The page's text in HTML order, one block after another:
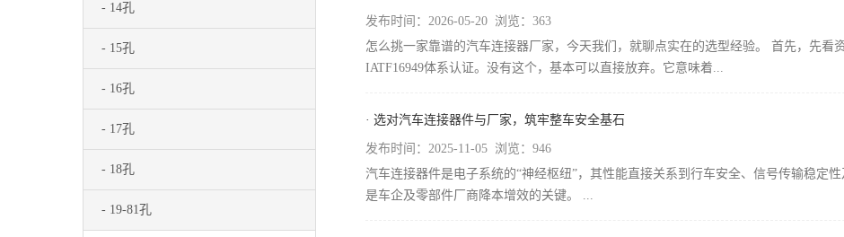
- 14孔
- 15孔
- 16孔
- 17孔
- 18孔
- 19-81孔
发布时间：2026-05-20 浏览：363
怎么挑一家靠谱的汽车连接器厂家，今天我们，就聊点实在的选型经验。 首先，先看
IATF16949体系认证。没有这个，基本可以直接放弃。它意味着...
· 选对汽车连接器件与厂家，筑牢整车安全基石
发布时间：2025-11-05 浏览：946
汽车连接器件是电子系统的“神经枢纽”，其性能直接关系到行车安全、信号传输稳定
是车企及零部件厂商降本增效的关键。 ...